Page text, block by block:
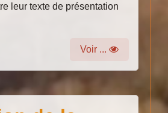
leur texte de présentation
Voir ...